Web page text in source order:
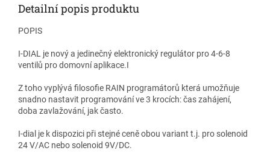
Detailní popis produktu
POPIS
I-DIAL je nový a jedinečný elektronický regulátor pro 4-6-8
ventilů pro domovní aplikace.I
Z toho vyplývá filosofie RAIN programátorů která umožňuje
snadno nastavit programování ve 3 krocích: čas zahájení,
doba zavlažování, jak často.
I-dial je k dispozici při stejné ceně obou variant t.j. pro solenoid
24 V/AC nebo solenoid 9V/DC.